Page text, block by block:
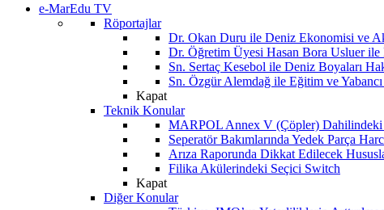
e-MarEdu TV
Röportajlar
Dr. Okan Duru ile Deniz Ekonomisi ve
Dr. Öğretim Üyesi Hasan Bora Usluer
Sn. Sertaç Kesebol ile Deniz Boyaları
Sn. Özgür Alemdağ ile Eğitim ve
Kapat
Teknik Konular
MARPOL Annex V (Çöpler) Dahilindeki
Seperatör Bakımlarında Yedek Parça
Arıza Raporunda Dikkat Edilecek
Filika Akülerindeki Seçici Switch
Kapat
Diğer Konular